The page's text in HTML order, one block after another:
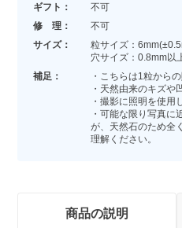
ギフト：
不可
修 理：
不可
サイズ：
粒サイズ：
穴サイズ：0.8mm以
補足：
・こちらは1粒から
・天然由来のキズや
・撮影に照明を使用
・可能な限り写真に
が、天然石のため全
理解ください。
商品の説明